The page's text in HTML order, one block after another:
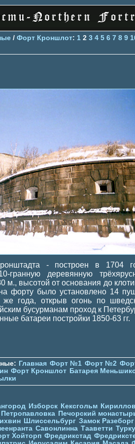
/ Форт Кроншлот: 1 2 3 4 5 6 7 8 9
- построен в 1704
гранную деревянную
м., высотой от основания до
форту было установлено 14
же года, открыв огонь по
бусурманам проход к
батареи постройки 1850-63 гг.
Главная Форт №1 Форт №2
Форт Кроншлот Батарея
Изборск Кексгольм
Петропавловка Печорcкий
Шлиссельбург Замок Разеборг
Савонлинна Тааветти Турку
Хойторп Фредрикстад